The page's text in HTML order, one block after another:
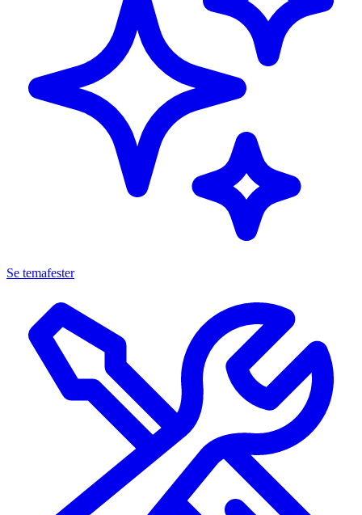
Se temafester